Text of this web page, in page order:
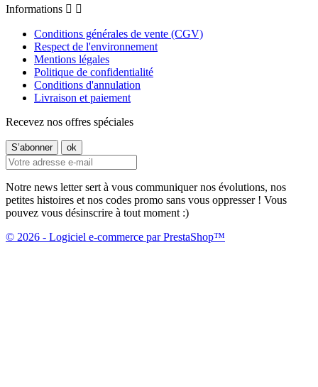
Informations  
Conditions générales de vente (CGV)
Respect de l'environnement
Mentions légales
Politique de confidentialité
Conditions d'annulation
Livraison et paiement
Recevez nos offres spéciales
Notre news letter sert à vous communiquer nos évolutions, nos
petites histoires et nos codes promo sans vous oppresser ! Vous
pouvez vous désinscrire à tout moment :)
© 2026 - Logiciel e-commerce par PrestaShop™